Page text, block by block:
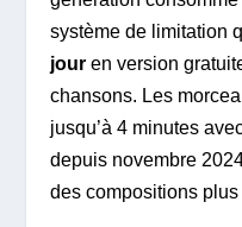
système de limitation
jour en version
chansons. Les
jusqu’à 4 minutes
depuis novembre
des compositions